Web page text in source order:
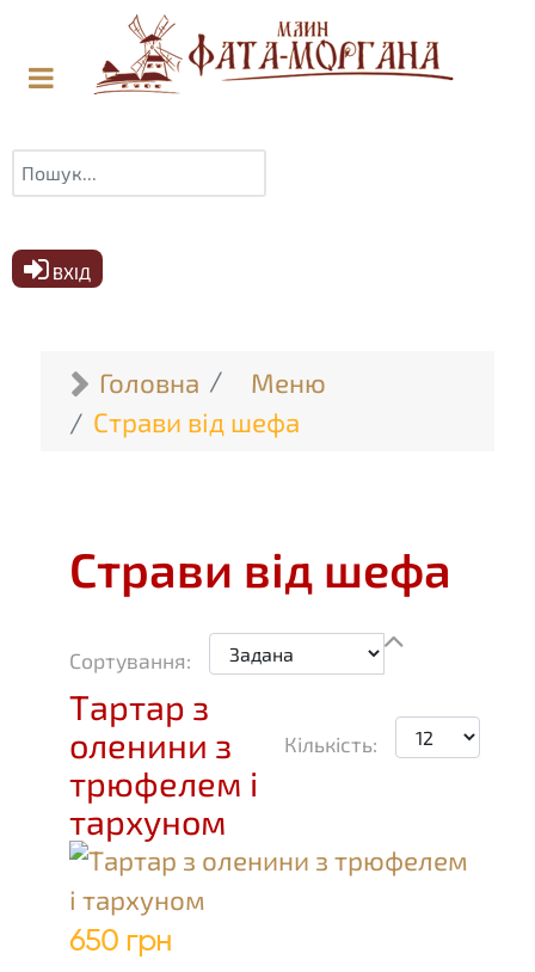
Пошук
ВХІД
Головна
Меню
Страви від шефа
Страви від шефа
Сортування:
Кількість:
Тартар з
оленини з
трюфелем і
тархуном
650 грн